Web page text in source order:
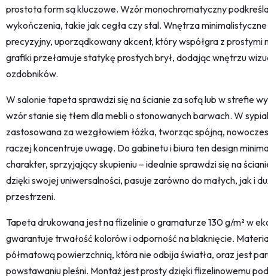
prostota form są kluczowe. Wzór monochromatyczny
wykończenia, takie jak cegła czy stal. Wnętrza
precyzyjny, uporządkowany akcent, który współgra z prostymi
grafiki przełamuje statykę prostych brył, dodając wnętrzu
ozdobników.
W salonie tapeta sprawdzi się na ścianie za sofą lub w strefie
wzór stanie się tłem dla mebli o stonowanych barwach. W
zastosowana za wezgłowiem łóżka, tworząc spójną,
raczej koncentruje uwagę. Do gabinetu i biura ten design
charakter, sprzyjający skupieniu – idealnie sprawdzi się na
dzięki swojej uniwersalności, pasuje zarówno do małych, jak i
przestrzeni.
Tapeta drukowana jest na flizelinie o gramaturze 130 g/m² w
gwarantuje trwałość kolorów i odporność na blaknięcie.
półmatową powierzchnią, która nie odbija światła, oraz jest
powstawaniu pleśni. Montaż jest prosty dzięki flizelinowemu